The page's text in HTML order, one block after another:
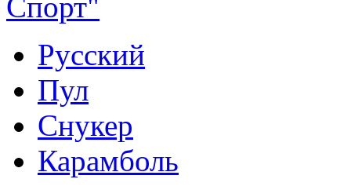
Русский
Пул
Снукер
Карамболь